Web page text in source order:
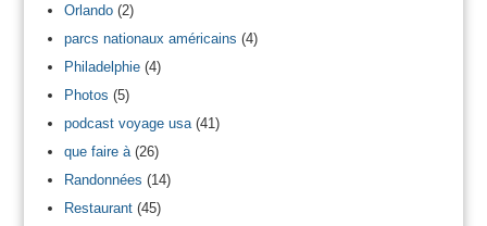
Orlando(2)
parcs nationaux américains (4)
Philadelphie(4)
Photos (5)
podcast voyage usa(41)
que faire à(26)
Randonnées (14)
Restaurant(45)